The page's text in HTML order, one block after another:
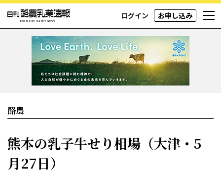
ログイン お申し込み
酪農
熊本の乳子牛せり相場（大津・5
月27日）